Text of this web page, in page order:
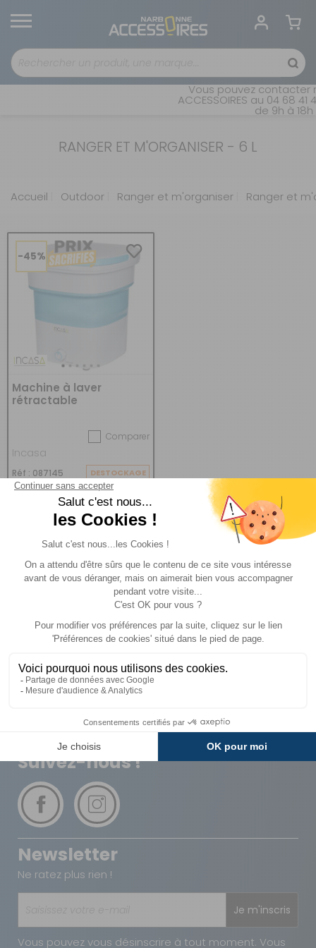
Vous pouvez contacter
ACCESSOIRES au 04 68
de 9h à
RANGER ET M'ORGANISER - 6 L
Accueil Outdoor Ranger et m'organiser Ranger et
-45%
Machine à laver
rétractable
Comparer
Incasa
Réf : 087145 DESTOCKAGE
(1)
89,90 €
Livraison Paiements
Avantages
Suivez-nous !
Newsletter
Ne ratez plus rien !
Je m'inscris
Vous pouvez vous désinscrire à tout moment. Vous